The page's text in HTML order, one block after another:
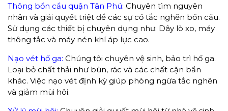
Thông bồn cầu quận Tân Phú: Chuyên tìm nguyên
nhân và giải quyết triệt để các sự cố tắc nghẽn bồn cầu.
Sử dụng các thiết bị chuyên dụng như: Dây lò xo, máy
thông tắc và máy nén khí áp lực cao.
Nạo vét hố ga: Chúng tôi chuyên vệ sinh, bảo trì hố ga.
Loại bỏ chất thải như bùn, rác và các chất cặn bẩn
khác. Việc nạo vét định kỳ giúp phòng ngừa tắc nghẽn
và giảm mùi hôi.